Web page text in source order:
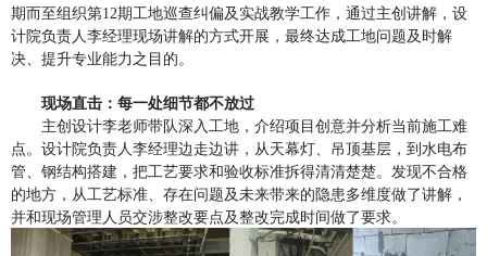
期而至组织第12期工地巡查纠偏及 实战教学工作，通过主创讲解，设
计院负责人李经理现场讲解的方式开展，最终达成工地问题及时解
决、提升专业能力之目的 。
现场直击：每一处细节都不放过
主创设计李老师带队深入工地，介绍项目创意并分析当前施工难
点。 设计院负责人 李经理边走边讲，从天幕灯、吊顶基层，到水电布
管、钢结构搭建，把工艺要求和验收标准拆得清清楚楚。发现不合格
的地方， 从工艺标准、存在问题及未来带来的隐患多维度做了讲解 ，
并和现场管理人员交涉整改要点及整改完成时间做了要求。